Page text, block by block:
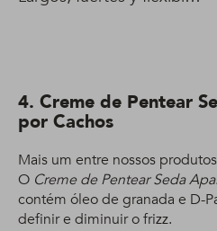
4. Creme de Pentear
por Cachos
Mais um entre nossos
O Creme de Pentear Seda
contém óleo de granada e D-
definir e diminuir o frizz.